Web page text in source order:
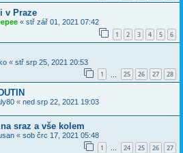
v Praze
« stř zář 01, 2021 07:42
1 2 3 4 5 6
« stř srp 25, 2021 20:53
1 25 26 27 28
« ned srp 22, 2021 19:03
sraz a vše kolem
« sob črc 17, 2021 05:48
1 … 24 25 26 27